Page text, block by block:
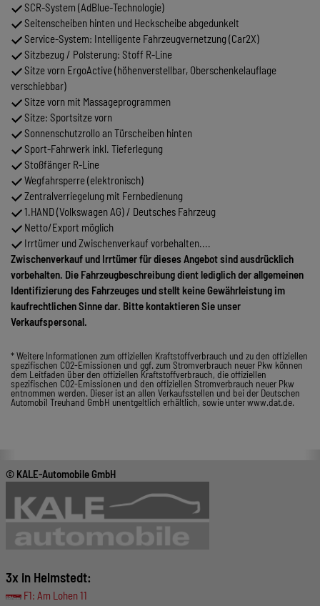
SCR-System (AdBlue-Technologie)
Seitenscheiben hinten und Heckscheibe abgedunkelt
Service-System: Intelligente Fahrzeugvernetzung (Car2X)
Sitzbezug / Polsterung: Stoff R-Line
Sitze vorn ErgoActive (höhenverstellbar, Oberschenkelauflage
verschiebbar)
Sitze vorn mit Massageprogrammen
Sitze: Sportsitze vorn
Sonnenschutzrollo an Türscheiben hinten
Sport-Fahrwerk inkl. Tieferlegung
Stoßfänger R-Line
Wegfahrsperre (elektronisch)
Zentralverriegelung mit Fernbedienung
1.HAND (Volkswagen AG) / Deutsches Fahrzeug
Netto/Export möglich
Irrtümer und Zwischenverkauf vorbehalten....
Zwischenverkauf und Irrtümer für dieses Angebot sind ausdrücklich
vorbehalten. Die Fahrzeugbeschreibung dient lediglich der allgemeinen
Identifizierung des Fahrzeuges und stellt keine Gewährleistung im
kaufrechtlichen Sinne dar. Bitte kontaktieren Sie unser
Verkaufspersonal.
* Weitere Informationen zum offiziellen Kraftstoffverbrauch und zu den offiziellen
spezifischen CO2-Emissionen und ggf. zum Stromverbrauch neuer Pkw können
dem Leitfaden über den offiziellen Kraftstoffverbrauch, die offiziellen
spezifischen CO2-Emissionen und den offiziellen Stromverbrauch neuer Pkw
entnommen werden. Dieser ist an allen Verkaufsstellen und bei der Deutschen
Automobil Treuhand GmbH unentgeltlich erhältlich, sowie unter www.dat.de.
© KALE-Automobile GmbH
3x in Helmstedt:
F1: Am Lohen 11